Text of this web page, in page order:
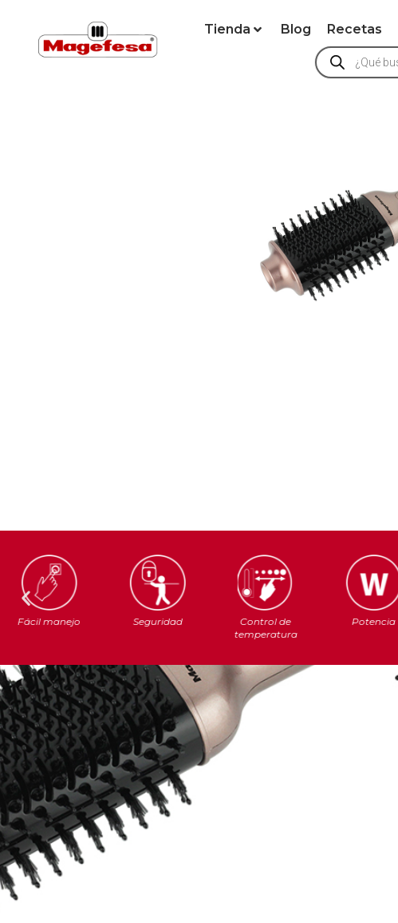
Tienda Blog Recetas
Fácil manejo Seguridad
Control de
temperatura
Potencia